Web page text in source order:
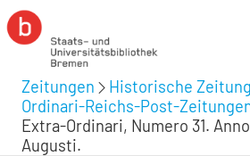
Zeitungen Historische
Ordinari-Reichs-Post-
Extra-Ordinari, Numero 31. Anno
Augusti.